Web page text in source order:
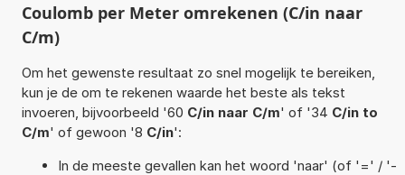
Coulomb per Meter omrekenen (C/in naar
C/m)
Om het gewenste resultaat zo snel mogelijk te bereiken,
kun je de om te rekenen waarde het beste als tekst
invoeren, bijvoorbeeld '60 C/in naar C/m' of '34 C/in to
C/m' of gewoon '8 C/in':
In de meeste gevallen kan het woord 'naar' (of '=' / '-